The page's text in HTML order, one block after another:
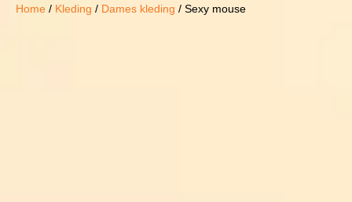
Home / Kleding / Dames kleding / Sexy mouse